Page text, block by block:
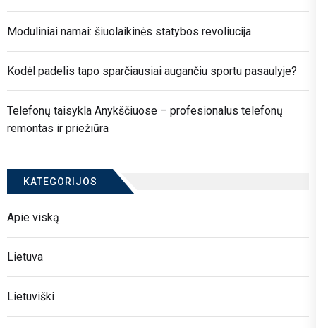
Moduliniai namai: šiuolaikinės statybos revoliucija
Kodėl padelis tapo sparčiausiai augančiu sportu pasaulyje?
Telefonų taisykla Anykščiuose – profesionalus telefonų
remontas ir priežiūra
KATEGORIJOS
Apie viską
Lietuva
Lietuviški